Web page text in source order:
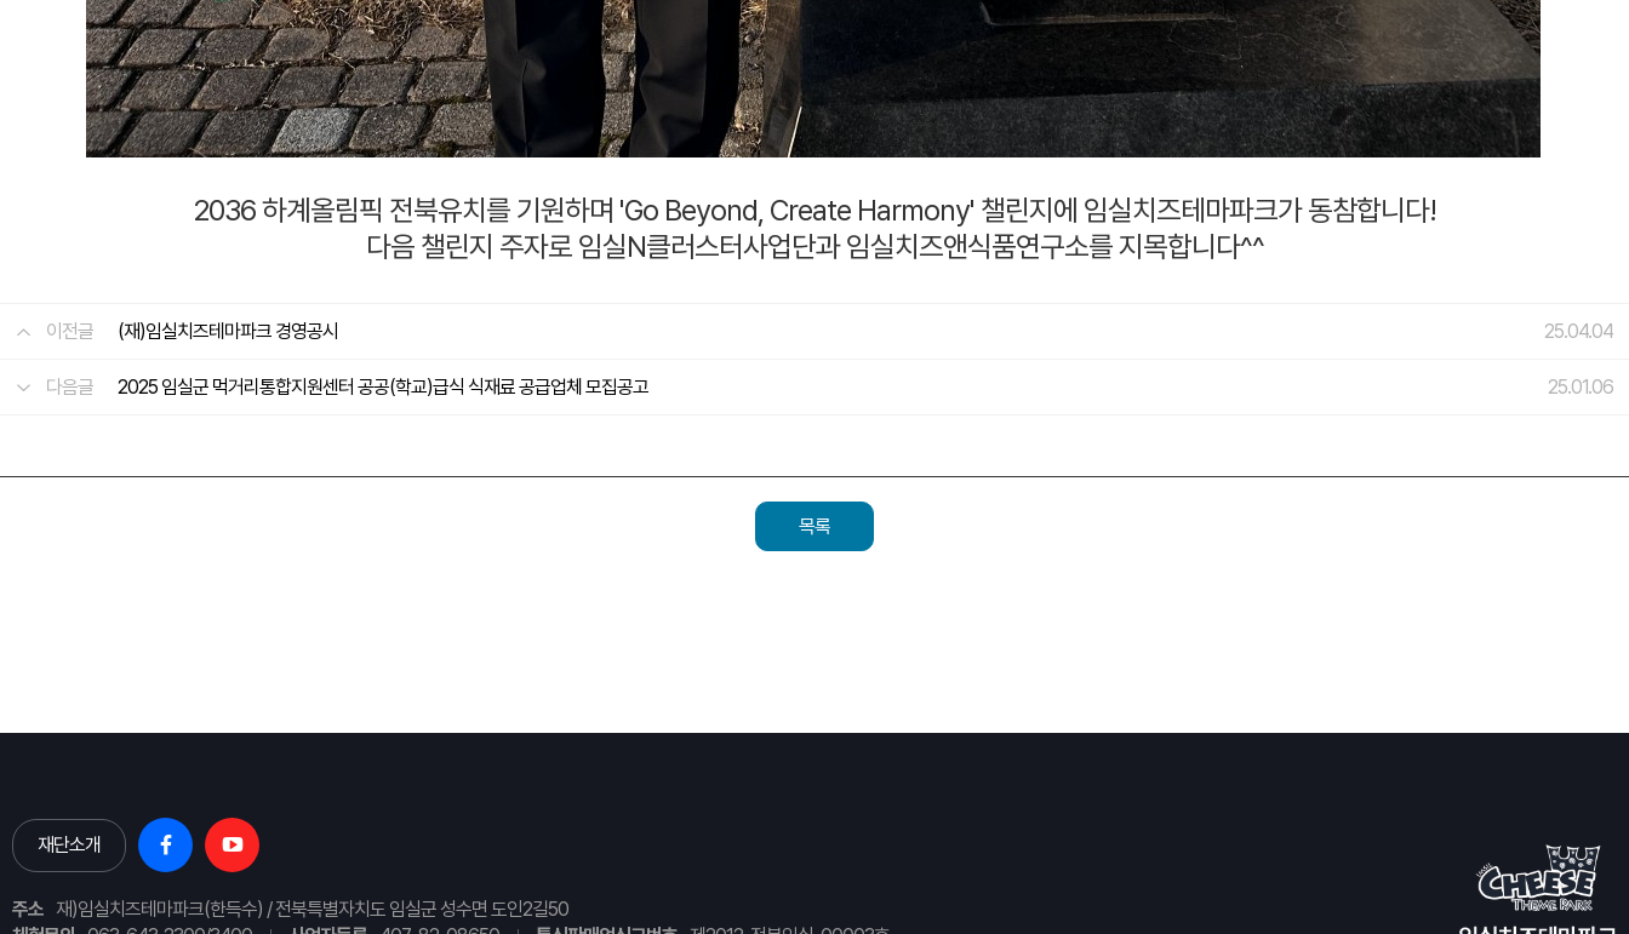
2036 하계올림픽 전북유치를 기원하며 'Go Beyond, Create Harmony' 챌린지에 임실치즈테마파크가 동참합니다!
다음 챌린지 주자로 임실N클러스터사업단과 임실치즈앤식품연구소를 지목합니다^^
이전글 (재)임실치즈테마파크 경영공시 25.04.04
다음글 2025 임실군 먹거리통합지원센터 공공(학교)급식 식재료 공급업체 모집공고 25.01.06
목록
재단소개
주소 재)임실치즈테마파크(한득수) / 전북특별자치도 임실군 성수면 도인2길50